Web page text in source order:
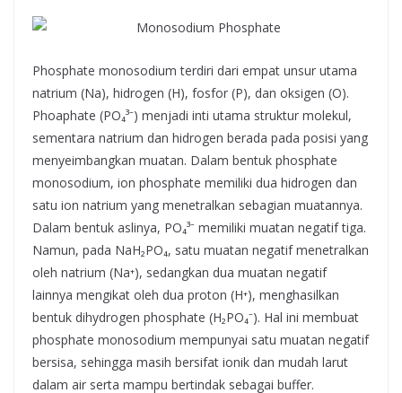
Phosphate monosodium terdiri dari empat unsur utama
natrium (Na), hidrogen (H), fosfor (P), dan oksigen (O).
Phoaphate (PO₄³⁻) menjadi inti utama struktur molekul,
sementara natrium dan hidrogen berada pada posisi yang
menyeimbangkan muatan. Dalam bentuk phosphate
monosodium, ion phosphate memiliki dua hidrogen dan
satu ion natrium yang menetralkan sebagian muatannya.
Dalam bentuk aslinya, PO₄³⁻ memiliki muatan negatif tiga.
Namun, pada NaH₂PO₄, satu muatan negatif menetralkan
oleh natrium (Na⁺), sedangkan dua muatan negatif
lainnya mengikat oleh dua proton (H⁺), menghasilkan
bentuk dihydrogen phosphate (H₂PO₄⁻). Hal ini membuat
phosphate monosodium mempunyai satu muatan negatif
bersisa, sehingga masih bersifat ionik dan mudah larut
dalam air serta mampu bertindak sebagai buffer.